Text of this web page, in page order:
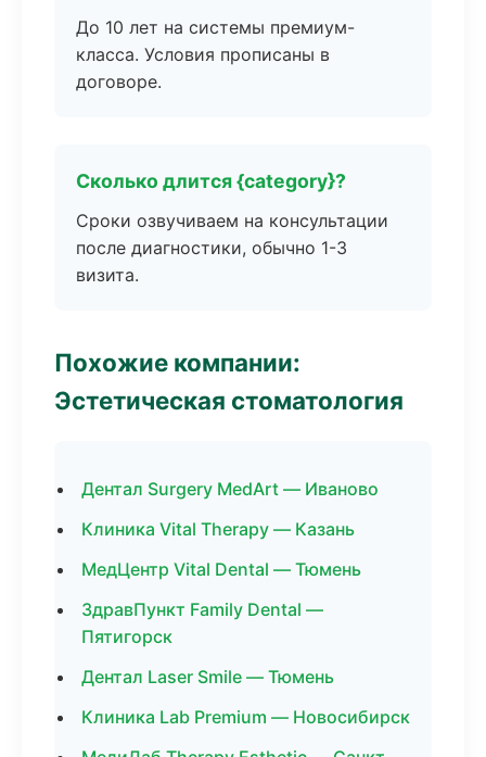
До 10 лет на системы премиум-
класса. Условия прописаны в
договоре.
Сколько длится {category}?
Сроки озвучиваем на консультации
после диагностики, обычно 1-3
визита.
Похожие компании:
Эстетическая стоматология
Дентал Surgery MedArt — Иваново
Клиника Vital Therapy — Казань
МедЦентр Vital Dental — Тюмень
ЗдравПункт Family Dental —
Пятигорск
Дентал Laser Smile — Тюмень
Клиника Lab Premium — Новосибирск